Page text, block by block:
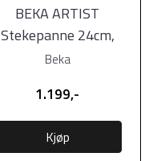
BEKA ARTIST
Stekepanne 24cm,
karbonstål -
Beka
1.199,-
Kjøp